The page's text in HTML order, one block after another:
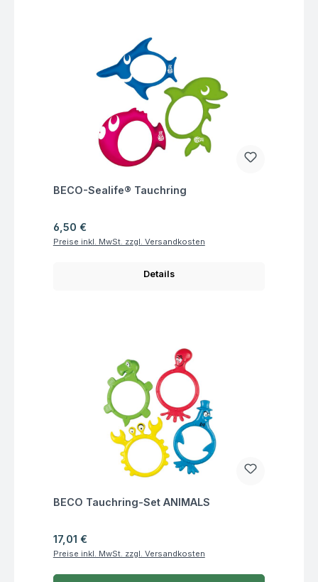
Fragen zum Artikel
BECO-Sealife® Tauchring
Regulärer Preis:
6,50 €
Preise inkl. MwSt. zzgl. Versandkosten
Details
Fragen zum Artikel
BECO Tauchring-Set ANIMALS
Regulärer Preis:
17,01 €
Preise inkl. MwSt. zzgl. Versandkosten